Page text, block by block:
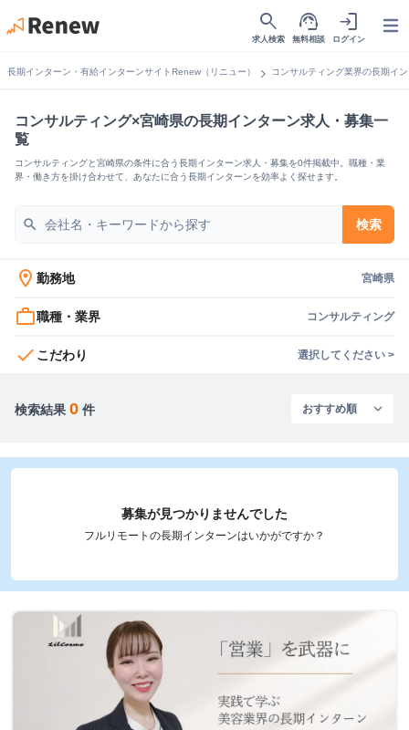
search
求人検索
support_agent
無料相談
login
ログイン
長期インターン・有給インターンサイトRenew（リニュー） chevron_right コンサルティング業界の長期イ
コンサルティング×宮崎県の長期インターン求人・募集一
覧
コンサルティングと宮崎県の条件に合う長期インターン求人・募集を0件掲載中。職種・業
界・働き方を掛け合わせて、あなたに合う長期インターンを効率よく探せます。
search 検索
location_on 勤務地 宮崎県
work_outline職種・業界 コンサルティング
check こだわり 選択してください >
検索結果 0 件
募集が見つかりませんでした
フルリモートの長期インターンはいかがですか？